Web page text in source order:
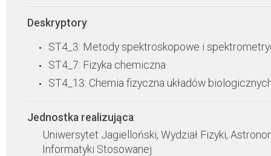
Deskryptory:
ST4_3: Metody spektroskopowe i
ST4_7: Fizyka chemiczna
ST4_13: Chemia fizyczna układów
Jednostka realizująca:
Uniwersytet Jagielloński, Wydział Fizyki,
Informatyki Stosowanej